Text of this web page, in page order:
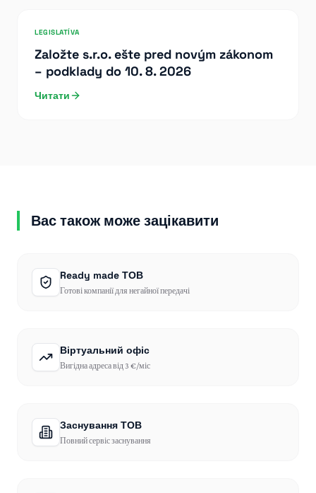
LEGISLATÍVA
Založte s.r.o. ešte pred novým zákonom
– podklady do 10. 8. 2026
Читати
Вас також може зацікавити
Ready made ТОВ
Готові компанії для негайної передачі
Віртуальний офіс
Вигідна адреса від 3 €/міс
Заснування ТОВ
Повний сервіс заснування